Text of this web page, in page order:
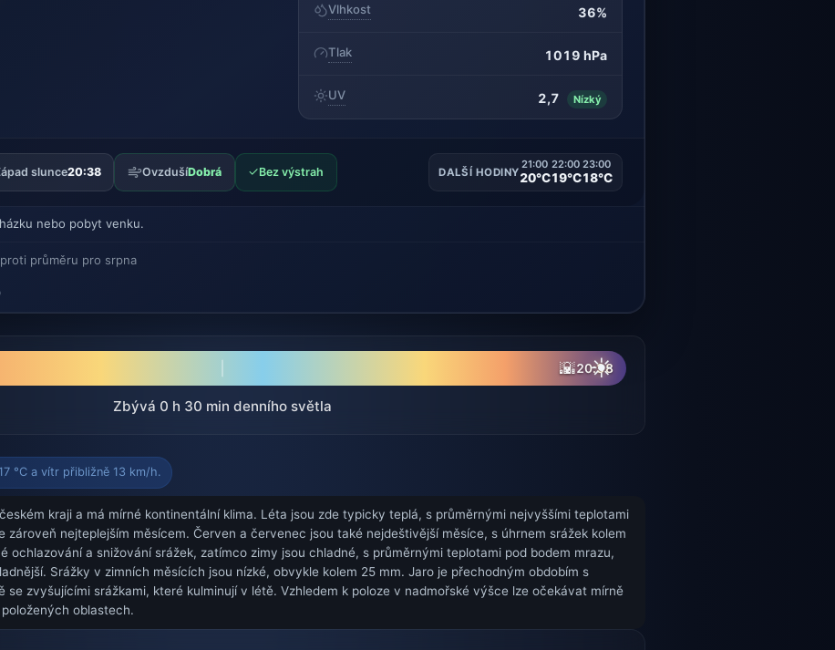
Vlhkost 36%
Tlak 1019 hPa
UV 2,7 Nízký
slunce20:38 OvzdušíDobrá ✓Bez výstrah DALŠÍ HODINY
21:00
20°C
22:00
19°C
23:00
18°C
nebo pobyt venku.
průměru pro srpna
☀
🌇20:38
Zbývá 0 h 30 min denního světla
°C a vítr přibližně 13 km/h.
kraji a má mírné kontinentální klima. Léta jsou zde typicky teplá, s průměrnými nejvyššími teplotami
zároveň nejteplejším měsícem. Červen a červenec jsou také nejdeštivější měsíce, s úhrnem srážek kolem
ochlazování a snižování srážek, zatímco zimy jsou chladné, s průměrnými teplotami pod bodem mrazu,
Srážky v zimních měsících jsou nízké, obvykle kolem 25 mm. Jaro je přechodným obdobím s
se zvyšujícími srážkami, které kulminují v létě. Vzhledem k poloze v nadmořské výšce lze očekávat mírně
oblastech.